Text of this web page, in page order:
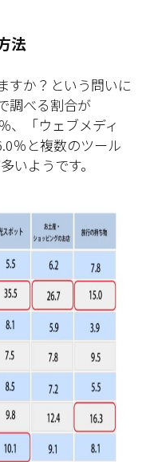
法
すか？という問いに
調べる割合が
、「ウェブメディ
％と複数のツール
いようです。